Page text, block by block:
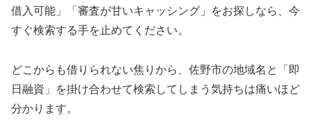
借入可能」「審査が甘いキャッシング」をお探しなら、今
すぐ検索する手を止めてください。
どこからも借りられない焦りから、佐野市の地域名と「即
日融資」を掛け合わせて検索してしまう気持ちは痛いほど
分かります。